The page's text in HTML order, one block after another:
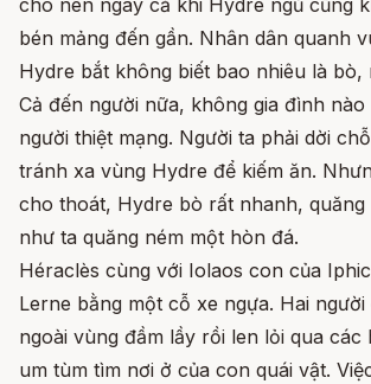
cho nên ngay cả khi Hydre ngủ cũng
bén mảng đến gần. Nhân dân quanh
Hydre bắt không biết bao nhiêu là bò,
Cả đến người nữa, không gia đình
người thiệt mạng. Người ta phải dời
tránh xa vùng Hydre để kiếm ăn.
cho thoát, Hydre bò rất nhanh,
như ta quăng ném một hòn đá.
Héraclès cùng với Iolaos con của
Lerne bằng một cỗ xe ngựa. Hai
ngoài vùng đầm lầy rồi len lỏi qua các
um tùm tìm nơi ở của con quái vật.